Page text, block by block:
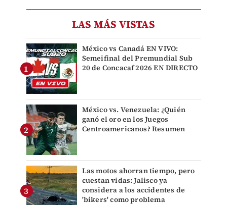
LAS MÁS VISTAS
México vs Canadá EN VIVO:
Semeifinal del Premundial Sub
20 de Concacaf 2026 EN DIRECTO
México vs. Venezuela: ¿Quién
ganó el oro en los Juegos
Centroamericanos? Resumen
Las motos ahorran tiempo, pero
cuestan vidas: Jalisco ya
considera a los accidentes de
'bikers' como problema